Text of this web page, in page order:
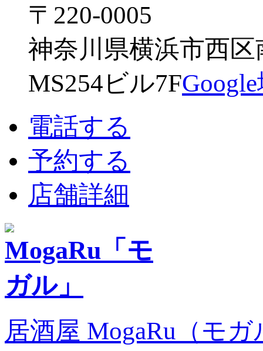
〒220-0005
神奈川県横浜市西区
MS254ビル7F
電話する
予約する
店舗詳細
居酒屋 MogaRu（モ